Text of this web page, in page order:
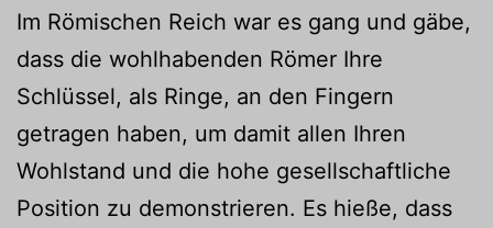
Im Römischen Reich war es gang und gäbe,
dass die wohlhabenden Römer Ihre
Schlüssel, als Ringe, an den Fingern
getragen haben, um damit allen Ihren
Wohlstand und die hohe gesellschaftliche
Position zu demonstrieren. Es hieße, dass